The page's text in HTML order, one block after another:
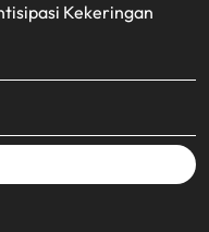
Kekeringan